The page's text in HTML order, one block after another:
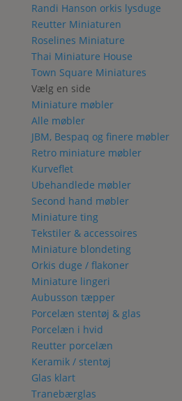
Randi Hanson orkis lysduge
Reutter Miniaturen
Roselines Miniature
Thai Miniature House
Town Square Miniatures
Vælg en side
Miniature møbler
Alle møbler
JBM, Bespaq og finere møbler
Retro miniature møbler
Kurveflet
Ubehandlede møbler
Second hand møbler
Miniature ting
Tekstiler & accessoires
Miniature blondeting
Orkis duge / flakoner
Miniature lingeri
Aubusson tæpper
Porcelæn stentøj & glas
Porcelæn i hvid
Reutter porcelæn
Keramik / stentøj
Glas klart
Tranebærglas